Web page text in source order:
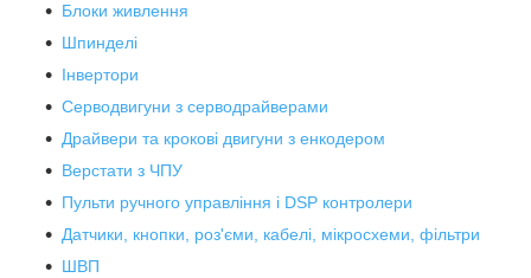
Блоки живлення
Шпинделі
Інвертори
Серводвигуни з серводрайверами
Драйвери та крокові двигуни з енкодером
Верстати з ЧПУ
Пульти ручного управління і DSP контролери
Датчики, кнопки, роз'єми, кабелі, мікросхеми, фільтри
ШВП